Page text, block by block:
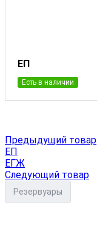
ЕП
Есть в наличии
Предыдущий товар
ЕП
ЕГЖ
Следующий товар
Резервуары